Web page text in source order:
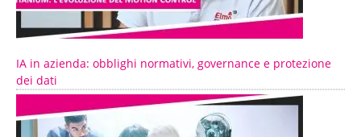
IA in azienda: obblighi normativi, governance e protezione
dei dati